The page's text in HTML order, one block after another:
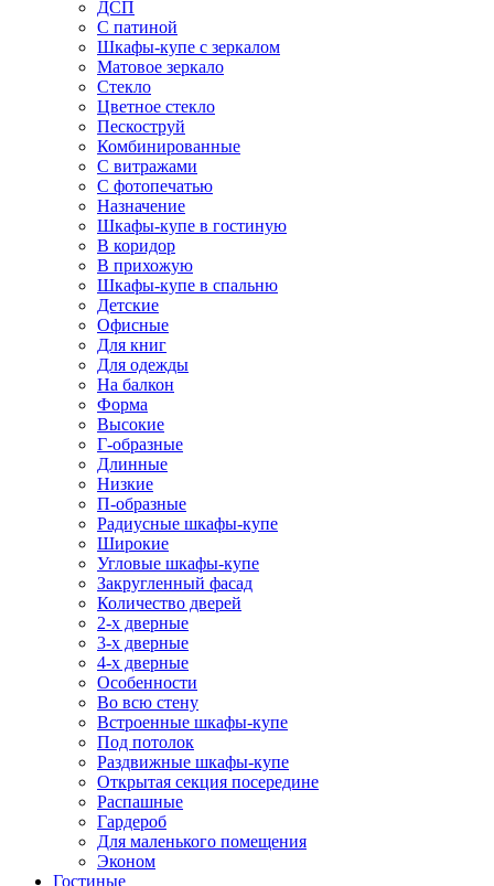
ДСП
С патиной
Шкафы-купе с зеркалом
Матовое зеркало
Стекло
Цветное стекло
Пескоструй
Комбинированные
С витражами
С фотопечатью
Назначение
Шкафы-купе в гостиную
В коридор
В прихожую
Шкафы-купе в спальню
Детские
Офисные
Для книг
Для одежды
На балкон
Форма
Высокие
Г-образные
Длинные
Низкие
П-образные
Радиусные шкафы-купе
Широкие
Угловые шкафы-купе
Закругленный фасад
Количество дверей
2-х дверные
3-х дверные
4-х дверные
Особенности
Во всю стену
Встроенные шкафы-купе
Под потолок
Раздвижные шкафы-купе
Открытая секция посередине
Распашные
Гардероб
Для маленького помещения
Эконом
Гостиные